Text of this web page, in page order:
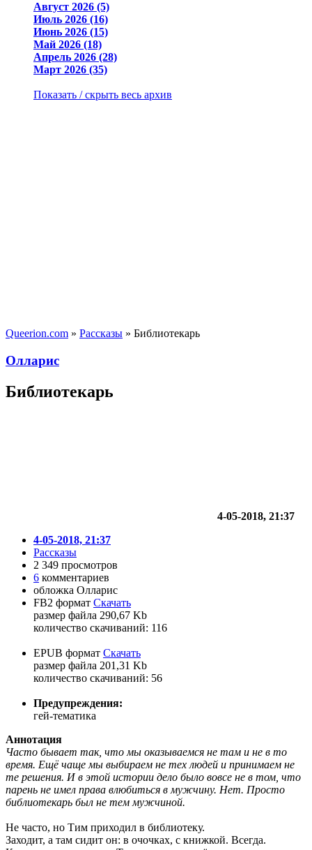
Август 2026 (5)
Июль 2026 (16)
Июнь 2026 (15)
Май 2026 (18)
Апрель 2026 (28)
Март 2026 (35)
Показать / скрыть весь архив
Queerion.com » Рассказы » Библиотекарь
Олларис
Библиотекарь
4-05-2018, 21:37
4-05-2018, 21:37
Рассказы
2 349 просмотров
6 комментариев
обложка Олларис
FB2 формат Скачать
размер файла 290,67 Kb
количество cкачиваний: 116
EPUB формат Скачать
размер файла 201,31 Kb
количество cкачиваний: 56
Предупреждения:
гей-тематика
Аннотация
Часто бывает так, что мы оказываемся не там и не в то
время. Ещё чаще мы выбираем не тех людей и принимаем не
те решения. И в этой истории дело было вовсе не в том, что
парень не имел права влюбиться в мужчину. Нет. Просто
библиотекарь был не тем мужчиной.
Не часто, но Тим приходил в библиотеку.
Заходит, а там сидит он: в очочках, с книжкой. Всегда.